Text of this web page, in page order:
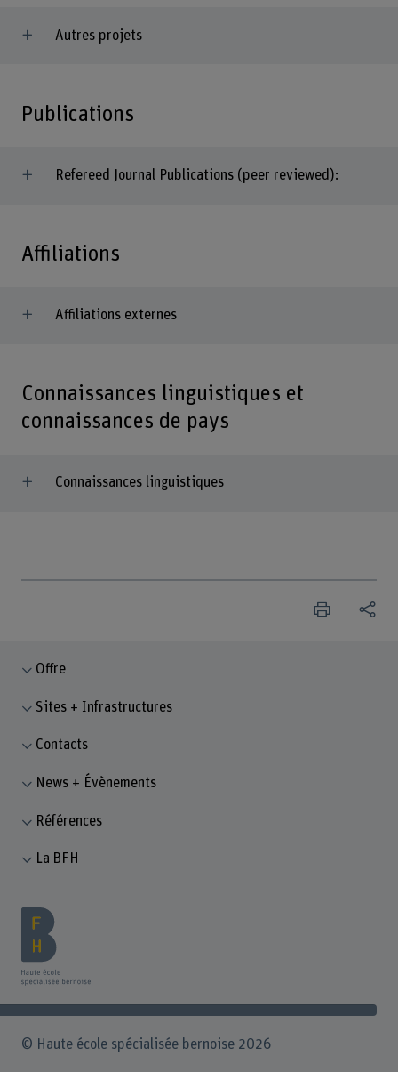
Autres projets
Publications
Refereed Journal Publications (peer reviewed):
Affiliations
Affiliations externes
Connaissances linguistiques et
connaissances de pays
Connaissances linguistiques
Offre
Sites + Infrastructures
Contacts
News + Évènements
Références
La BFH
© Haute école spécialisée bernoise 2026